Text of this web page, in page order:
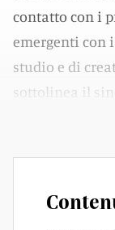
contatto con i
emergenti con
studio e di
sottolinea il